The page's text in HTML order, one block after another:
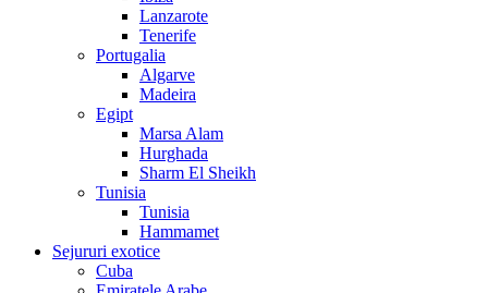
Lanzarote
Tenerife
Portugalia
Algarve
Madeira
Egipt
Marsa Alam
Hurghada
Sharm El Sheikh
Tunisia
Tunisia
Hammamet
Sejururi exotice
Cuba